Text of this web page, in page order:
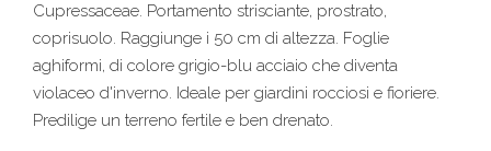
Cupressaceae. Portamento strisciante, prostrato,
coprisuolo. Raggiunge i 50 cm di altezza. Foglie
aghiformi, di colore grigio-blu acciaio che diventa
violaceo d'inverno. Ideale per giardini rocciosi e fioriere.
Predilige un terreno fertile e ben drenato.